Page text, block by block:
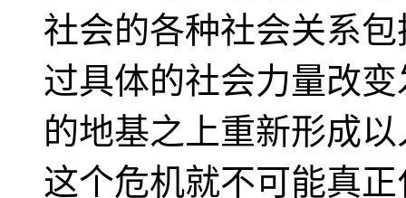
社会的各种社会关系
过具体的社会力量改
的地基之上重新形成
这个危机就不可能真